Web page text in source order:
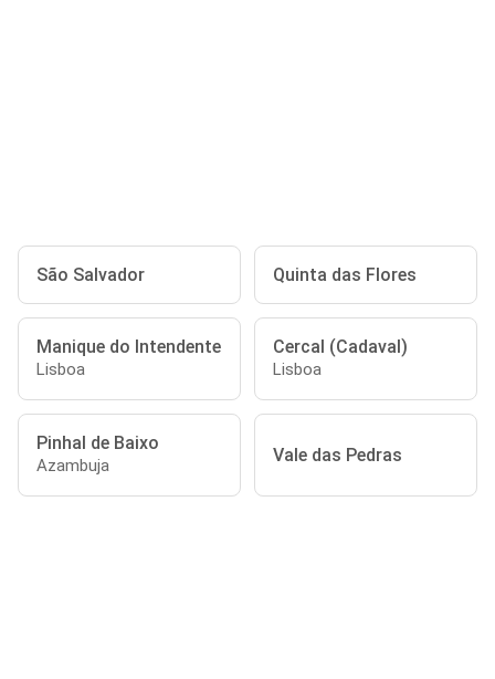
São Salvador Quinta das Flores
Manique do Intendente
Lisboa
Cercal (Cadaval)
Lisboa
Pinhal de Baixo
Azambuja Vale das Pedras